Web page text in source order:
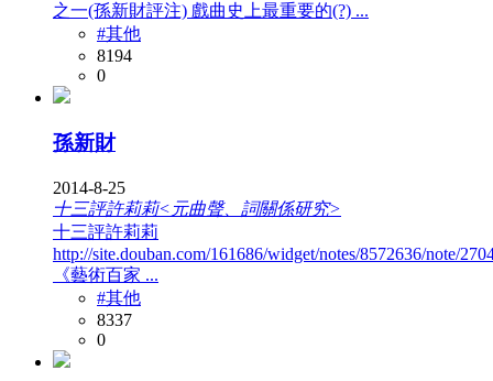
之一(孫新財評注) 戲曲史上最重要的(?) ...
#其他
8194
0
孫新財
2014-8-25
十三評許莉莉<元曲聲、詞關係研究>
十三評許莉莉
http://site.douban.com/161686/widget/notes/8572636/note/
《藝術百家 ...
#其他
8337
0